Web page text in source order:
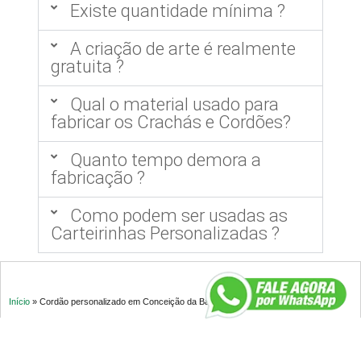
Existe quantidade mínima ?
A criação de arte é realmente
gratuita ?
Qual o material usado para
fabricar os Crachás e Cordões?
Quanto tempo demora a
fabricação ?
Como podem ser usadas as
Carteirinhas Personalizadas ?
Início » Cordão personalizado em Conceição da Barra – ES